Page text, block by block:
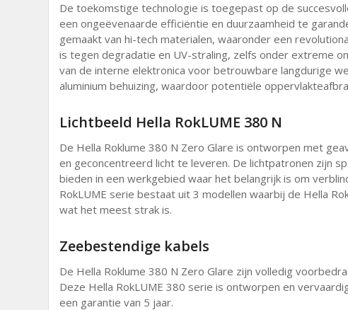
De toekomstige technologie is toegepast op de
een ongeëvenaarde efficiëntie en duurzaamheid te
gemaakt van hi-tech materialen, waaronder een
is tegen degradatie en UV-straling, zelfs onder extreme
van de interne elektronica voor betrouwbare langdurige
aluminium behuizing, waardoor potentiële
Lichtbeeld Hella RokLUME 380 N
De Hella Roklume 380 N Zero Glare is ontworpen met
en geconcentreerd licht te leveren. De lichtpatronen zijn
bieden in een werkgebied waar het belangrijk is om
RokLUME serie bestaat uit 3 modellen waarbij de Hella
wat het meest strak is.
Zeebestendige kabels
De Hella Roklume 380 N Zero Glare zijn volledig
Deze Hella RokLUME 380 serie is ontworpen en
een garantie van 5 jaar.